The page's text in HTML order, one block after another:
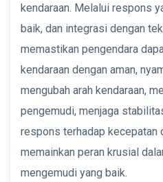
kendaraan. Melalui respons
baik, dan integrasi dengan
memastikan pengendara
kendaraan dengan aman,
mengubah arah kendaraan,
pengemudi, menjaga
respons terhadap kecepatan
memainkan peran krusial
mengemudi yang baik.